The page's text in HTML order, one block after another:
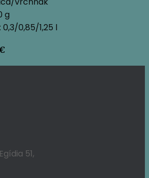
g
0,85/1,25 l
51,